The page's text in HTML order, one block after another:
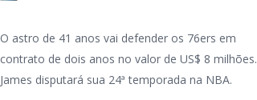
O astro de 41 anos vai defender os 76ers em
contrato de dois anos no valor de US$ 8 milhões.
James disputará sua 24ª temporada na NBA.